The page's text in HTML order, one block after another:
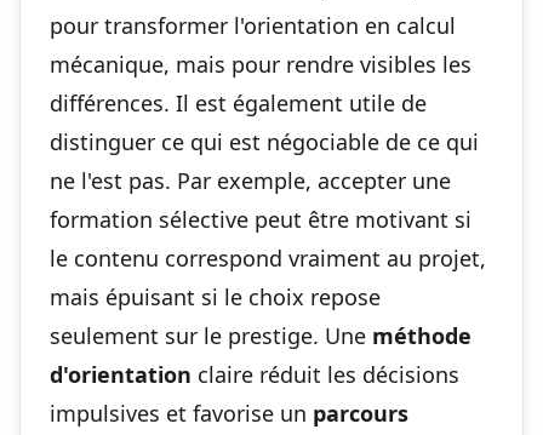
pour transformer l'orientation en calcul
mécanique, mais pour rendre visibles les
différences. Il est également utile de
distinguer ce qui est négociable de ce qui
ne l'est pas. Par exemple, accepter une
formation sélective peut être motivant si
le contenu correspond vraiment au projet,
mais épuisant si le choix repose
seulement sur le prestige. Une méthode
d'orientation claire réduit les décisions
impulsives et favorise un parcours